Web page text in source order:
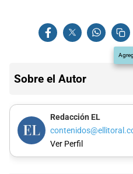
Sobre el Autor
Redacción EL
Ver Perfil